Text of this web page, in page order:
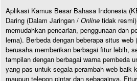
Aplikasi Kamus Besar Bahasa Indonesia
Daring (Dalam Jaringan / Online tidak
memudahkan pencarian, penggunaan dan
lema). Berbeda dengan beberapa situs web
berusaha memberikan berbagai fitur lebih,
tampilan dengan berbagai warna pembeda
yang pas untuk segala perambah web baik
maupun telepon pintar dan sebagainya.